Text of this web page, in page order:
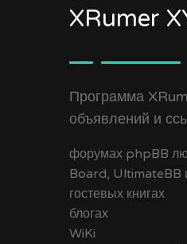
XRumer
Программа
объявлений и
форумах phpBB
Board, UltimateBB
гостевых книгах
блогах
WiKi